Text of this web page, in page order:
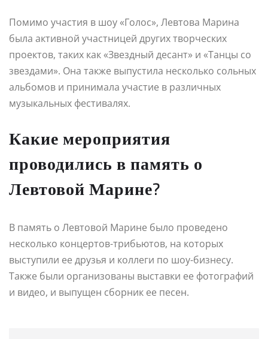
Помимо участия в шоу «Голос», Левтова Марина
была активной участницей других творческих
проектов, таких как «Звездный десант» и «Танцы со
звездами». Она также выпустила несколько сольных
альбомов и принимала участие в различных
музыкальных фестивалях.
Какие мероприятия
проводились в память о
Левтовой Марине?
В память о Левтовой Марине было проведено
несколько концертов-трибьютов, на которых
выступили ее друзья и коллеги по шоу-бизнесу.
Также были организованы выставки ее фотографий
и видео, и выпущен сборник ее песен.